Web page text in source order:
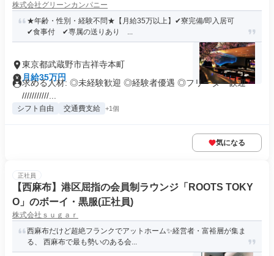
株式会社グリーンカンパニー
★年齢・性別・経験不問★【月給35万以上】✔寮完備/即入居可
✔食事付 ✔専属の送りあり ...
東京都武蔵野市吉祥寺本町
月給35万円
求める人材: ◎未経験歓迎 ◎経験者優遇 ◎フリーター歓迎
///////////...
シフト自由 交通費支給 +1個
気になる
正社員
【西麻布】港区屈指の会員制ラウンジ「ROOTS TOKY
O」のボーイ・黒服(正社員)
株式会社ｓｕｇａｒ
西麻布だけど超絶フランクでアットホーム✨経営者・富裕層が集ま
る、 西麻布で最も勢いのある会...